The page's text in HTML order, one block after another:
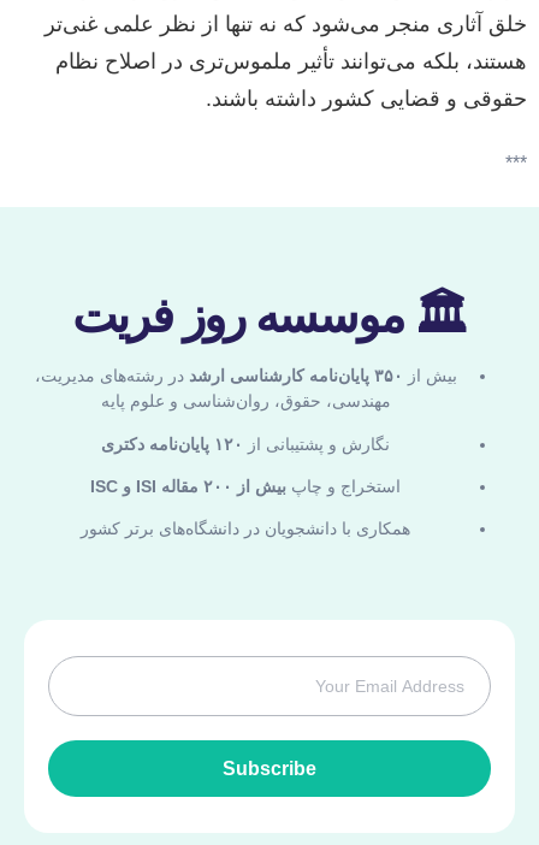
خلق آثاری منجر می‌شود که نه تنها از نظر علمی غنی‌تر
هستند، بلکه می‌توانند تأثیر ملموس‌تری در اصلاح نظام
حقوقی و قضایی کشور داشته باشند.
***
🏛 موسسه روز فریت
بیش از ۳۵۰ پایان‌نامه کارشناسی ارشد
در رشته‌های مدیریت،
مهندسی، حقوق، روان‌شناسی و علوم پایه
نگارش و پشتیبانی از ۱۲۰ پایان‌نامه دکتری
استخراج و چاپ بیش از ۲۰۰ مقاله ISI و ISC
همکاری با دانشجویان در دانشگاه‌های برتر کشور
Subscribe